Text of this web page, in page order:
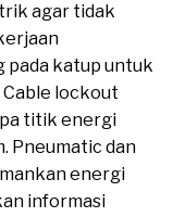
agar tidak
pada katup untuk
lockout
titik energi
Pneumatic dan
energi
informasi